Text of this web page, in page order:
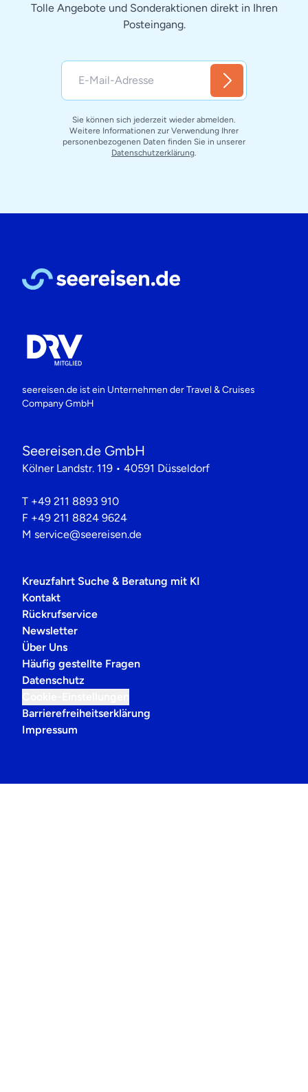
Tolle Angebote und Sonderaktionen direkt in Ihren
Posteingang.
Sie können sich jederzeit wieder abmelden.
Weitere Informationen zur Verwendung Ihrer
personenbezogenen Daten finden Sie in unserer
Datenschutzerklärung
seereisen.de ist ein Unternehmen derTravel & Cruises
Company GmbH
Seereisen.de GmbH
Kölner Landstr. 119 • 40591 Düsseldorf
T +49 211 8893 910
F +49 211 8824 9624
M service@seereisen.de
Kreuzfahrt Suche & Beratung mit KI
Kontakt
Rückrufservice
Newsletter
Über Uns
Häufig gestellte Fragen
Datenschutz
Barrierefreiheitserklärung
Impressum